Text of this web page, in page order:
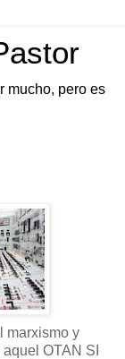
mucho, pero es
marxismo y
OTAN SI